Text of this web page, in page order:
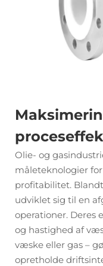
Olie- og
måleteknologier
profitabilitet.
udviklet sig til en
operationer. Deres
og hastighed af
væske eller gas –
opretholde